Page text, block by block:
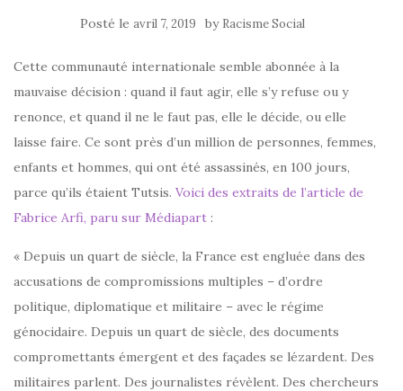
Posté le avril 7, 2019 by Racisme Social
Cette communauté internationale semble abonnée à la
mauvaise décision : quand il faut agir, elle s’y refuse ou y
renonce, et quand il ne le faut pas, elle le décide, ou elle
laisse faire. Ce sont près d’un million de personnes, femmes,
enfants et hommes, qui ont été assassinés, en 100 jours,
parce qu’ils étaient Tutsis. Voici des extraits de l’article de
Fabrice Arfi, paru sur Médiapart :
« Depuis un quart de siècle, la France est engluée dans des
accusations de compromissions multiples – d’ordre
politique, diplomatique et militaire – avec le régime
génocidaire. Depuis un quart de siècle, des documents
compromettants émergent et des façades se lézardent. Des
militaires parlent. Des journalistes révèlent. Des chercheurs